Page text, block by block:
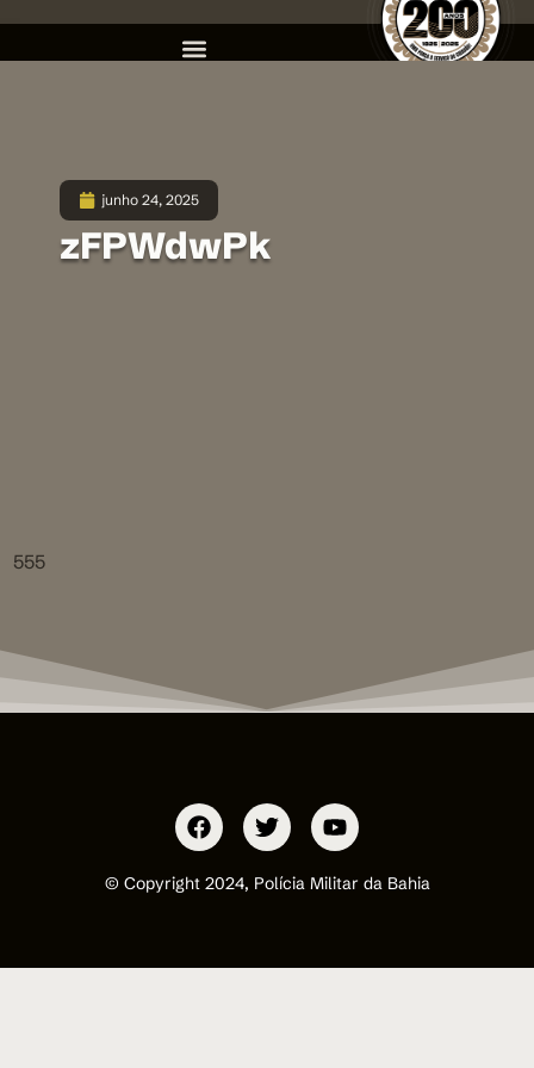
junho 24, 2025
zFPWdwPk
555
© Copyright 2024, Polícia Militar da Bahia